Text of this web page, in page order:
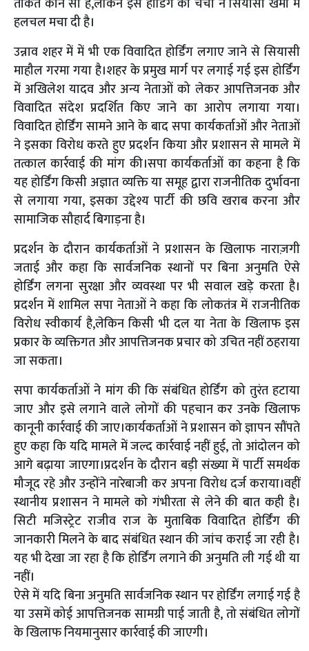
हलचल मचा दी है।
उन्नाव शहर में में भी एक विवादित होर्डिंग लगाए जाने से सियासी
माहौल गरमा गया है।शहर के प्रमुख मार्ग पर लगाई गई इस होर्डिंग
में अखिलेश यादव और अन्य नेताओं को लेकर आपत्तिजनक और
विवादित संदेश प्रदर्शित किए जाने का आरोप लगाया गया।
विवादित होर्डिंग सामने आने के बाद सपा कार्यकर्ताओं और नेताओं
ने इसका विरोध करते हुए प्रदर्शन किया और प्रशासन से मामले में
तत्काल कार्रवाई की मांग की।सपा कार्यकर्ताओं का कहना है कि
यह होर्डिंग किसी अज्ञात व्यक्ति या समूह द्वारा राजनीतिक दुर्भावना
से लगाया गया, इसका उद्देश्य पार्टी की छवि खराब करना और
सामाजिक सौहार्द बिगाड़ना है।
प्रदर्शन के दौरान कार्यकर्ताओं ने प्रशासन के खिलाफ नाराज़गी
जताई और कहा कि सार्वजनिक स्थानों पर बिना अनुमति ऐसे
होर्डिंग लगना सुरक्षा और व्यवस्था पर भी सवाल खड़े करता है।
प्रदर्शन में शामिल सपा नेताओं ने कहा कि लोकतंत्र में राजनीतिक
विरोध स्वीकार्य है,लेकिन किसी भी दल या नेता के खिलाफ इस
प्रकार के व्यक्तिगत और आपत्तिजनक प्रचार को उचित नहीं ठहराया
जा सकता।
सपा कार्यकर्ताओं ने मांग की कि संबंधित होर्डिंग को तुरंत हटाया
जाए और इसे लगाने वाले लोगों की पहचान कर उनके खिलाफ
कानूनी कार्रवाई की जाए।कार्यकर्ताओं ने प्रशासन को ज्ञापन सौंपते
हुए कहा कि यदि मामले में जल्द कार्रवाई नहीं हुई, तो आंदोलन को
आगे बढ़ाया जाएगा।प्रदर्शन के दौरान बड़ी संख्या में पार्टी समर्थक
मौजूद रहे और उन्होंने नारेबाजी कर अपना विरोध दर्ज कराया।वहीं
स्थानीय प्रशासन ने मामले को गंभीरता से लेने की बात कही है।
सिटी मजिस्ट्रेट राजीव राज के मुताबिक विवादित होर्डिंग की
जानकारी मिलने के बाद संबंधित स्थान की जांच कराई जा रही है।
यह भी देखा जा रहा है कि होर्डिंग लगाने की अनुमति ली गई थी या
नहीं।
ऐसे में यदि बिना अनुमति सार्वजनिक स्थान पर होर्डिंग लगाई गई है
या उसमें कोई आपत्तिजनक सामग्री पाई जाती है, तो संबंधित लोगों
के खिलाफ नियमानुसार कार्रवाई की जाएगी।